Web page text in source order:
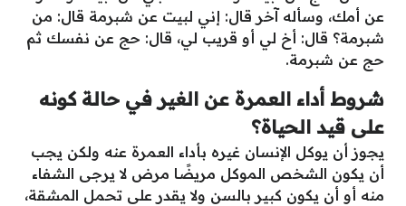
عن أمك، وسأله آخر قال: إني لبيت عن شبرمة قال: من
شبرمة؟ قال: أخ لي أو قريب لي، قال: حج عن نفسك ثم
حج عن شبرمة.
شروط أداء العمرة عن الغير في حالة كونه
على قيد الحياة؟
يجوز أن يوكل الإنسان غيره بأداء العمرة عنه ولكن يجب
أن يكون الشخص الموكل مريضًا مرض لا يرجى الشفاء
منه أو أن يكون كبير بالسن ولا يقدر على تحمل المشقة،